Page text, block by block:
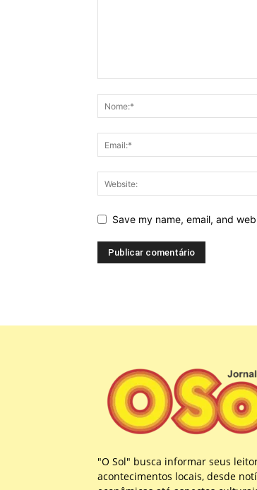
Save my name, email, and
"O Sol" busca informar seus
acontecimentos locais, desde